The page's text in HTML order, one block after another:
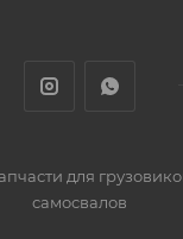
для
самосвалов